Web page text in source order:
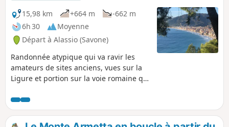
15,98 km
+664 m
-662 m
6h 30
Moyenne
Départ à Alassio (Savone)
Randonnée atypique qui va ravir les
amateurs de sites anciens, vues sur la
Ligure et portion sur la voie romaine qui
partie médiévale d'Albenga, avec ses
places et ses routes bordées de
bâtiments séculaires, les trois tours du